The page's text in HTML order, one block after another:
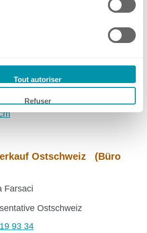
Tout autoriser
Refuser
94 66
44 83
m
Ostschweiz (Büro
Farsaci
Ostschweiz
93 34